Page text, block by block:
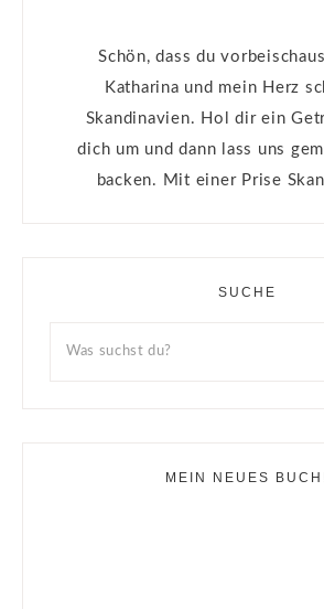
Schön, dass du
Katharina und mein Herz
Skandinavien. Hol dir ein
dich um und dann lass uns
backen. Mit einer Prise
SUCHE
MEIN NEUES